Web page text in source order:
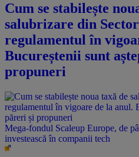
Cum se stabilește
salubrizare din
regulamentul în
Bucureștenii sunt
propuneri
Mega-fondul Scaleup Europe, de
investească în companii tech